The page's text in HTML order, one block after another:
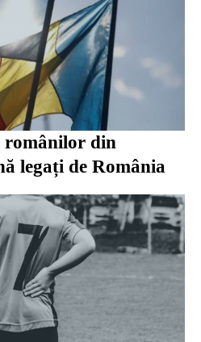
românilor din
legați de România